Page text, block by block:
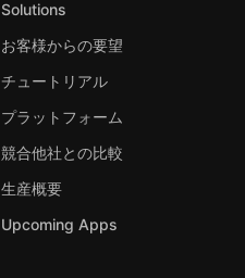
Solutions
お客様からの要望
チュートリアル
プラットフォーム
競合他社との比較
生産概要
Upcoming Apps